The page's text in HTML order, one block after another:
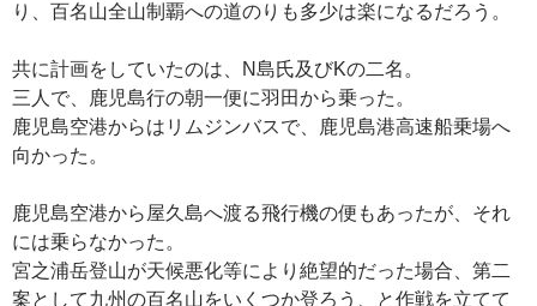
り、百名山全山制覇への道のりも多少は楽になるだろう。
共に計画をしていたのは、N島氏及びKの二名。
三人で、鹿児島行の朝一便に羽田から乗った。
鹿児島空港からはリムジンバスで、鹿児島港高速船乗場へ
向かった。
鹿児島空港から屋久島へ渡る飛行機の便もあったが、それ
には乗らなかった。
宮之浦岳登山が天候悪化等により絶望的だった場合、第二
案として九州の百名山をいくつか登ろう、と作戦を立てて